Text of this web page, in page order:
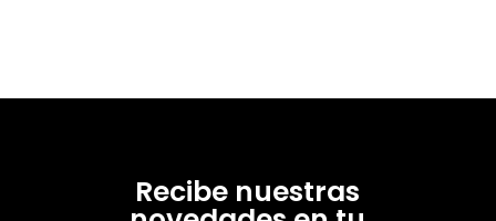
Recibe nuestras